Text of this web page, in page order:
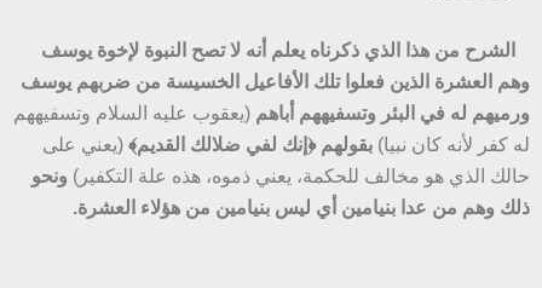
الشرح من هذا الذي ذكرناه يعلم أنه لا تصح النبوة لإخوة يوسف
وهم العشرة الذين فعلوا تلك الأفاعيل الخسيسة من ضربهم يوسف
ورميهم له في البئر وتسفيههم أباهم (يعقوب عليه السلام وتسفيههم
له كفر لأنه كان نبيا) بقولهم ﴿إنك لفي ضلالك القديم﴾ (يعني على
حالك الذي هو مخالف للحكمة، يعني ذموه، هذه علة التكفير) ونحو
ذلك وهم من عدا بنيامين أي ليس بنيامين من هؤلاء العشرة.